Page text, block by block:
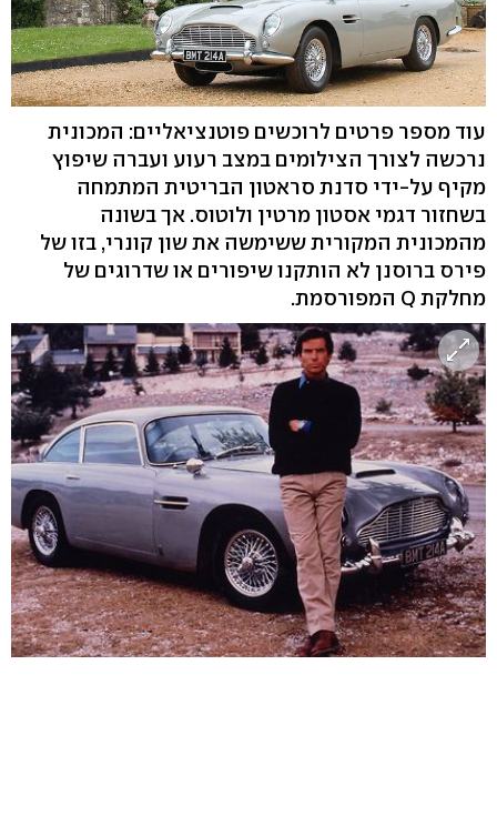
עוד מספר פרטים לרוכשים פוטנציאליים: המכונית
נרכשה לצורך הצילומים במצב רעוע ועברה שיפוץ
מקיף על-ידי סדנת סראטון הבריטית המתמחה
בשחזור דגמי אסטון מרטין ולוטוס. אך בשונה
מהמכונית המקורית ששימשה את שון קונרי, בזו של
פירס ברוסנן לא הותקנו שיפורים או שדרוגים של
מחלקת Q המפורסמת.